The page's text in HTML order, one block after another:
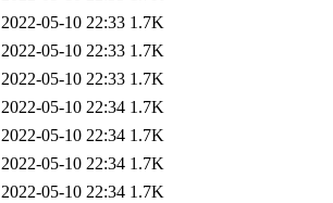
2022-05-10 22:33 1.7K
2022-05-10 22:33 1.7K
2022-05-10 22:33 1.7K
2022-05-10 22:34 1.7K
2022-05-10 22:34 1.7K
2022-05-10 22:34 1.7K
2022-05-10 22:34 1.7K